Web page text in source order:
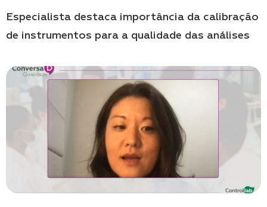
Especialista destaca importância da calibração
de instrumentos para a qualidade das análises